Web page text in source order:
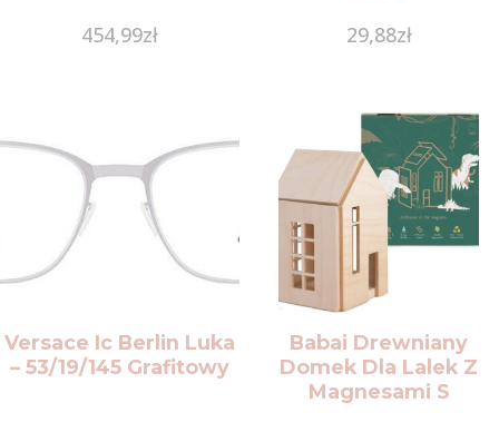
454,99zł 29,88zł
Versace Ic Berlin Luka
– 53/19/145 Grafitowy
Babai Drewniany
Domek Dla Lalek Z
Magnesami S